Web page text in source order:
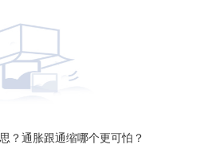
？通胀跟通缩哪个更可怕？